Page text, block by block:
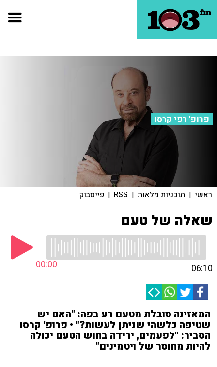
פרופ' רפי קרסו
ראשי | תוכניות מלאות |
RSS
| פייסבוק
שאלה של טעם
00:00 06:10
המאזינה סובלת מטעם רע בפה: "האם יש
שטיפה כלשהי שניתן לעשות?" • פרופ' קרסו
הסביר: "לפעמים, ירידה בחוש הטעם יכולה
להיות מחוסר של ויטמינים"